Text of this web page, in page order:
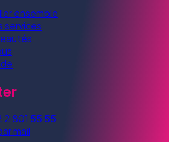
ensemble
services
2 801 55 55
mail